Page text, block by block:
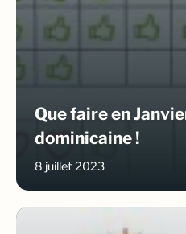
Que faire en
dominicaine !
8 juillet 2023